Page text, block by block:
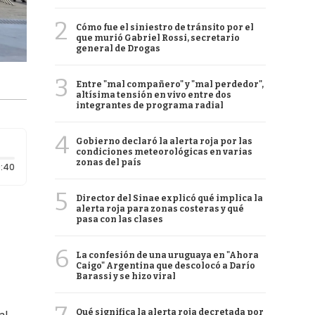
Duración: 40 segundos
2
Cómo fue el siniestro de tránsito por el
que murió Gabriel Rossi, secretario
general de Drogas
3
Entre "mal compañero" y "mal perdedor",
altísima tensión en vivo entre dos
integrantes de programa radial
4
Gobierno declaró la alerta roja por las
condiciones meteorológicas en varias
zonas del país
5
Director del Sinae explicó qué implica la
alerta roja para zonas costeras y qué
pasa con las clases
6
La confesión de una uruguaya en "Ahora
Caigo" Argentina que descolocó a Darío
Barassi y se hizo viral
Qué significa la alerta roja decretada por